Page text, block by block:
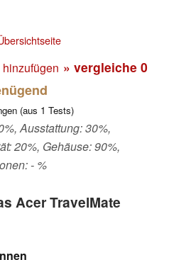
» vergleiche 0
(aus 1 Tests)
Ausstattung: 30%,
20%, Gehäuse: 90%,
- %
Acer TravelMate